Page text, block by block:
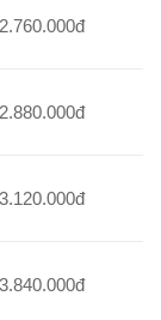
2.760.000đ
2.880.000đ
3.120.000đ
3.840.000đ